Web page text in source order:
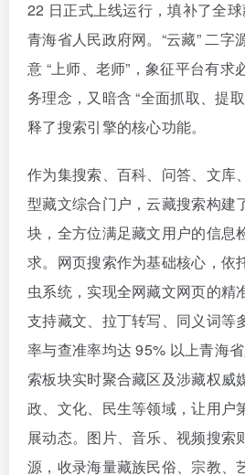
22 日正式上线运行，填补了全
青海省人民政府网。“云藏” 二字
意 “上师、老师”，象征平台有求
务理念，又暗含 “全面抓取、提
释了搜索引擎的核心功能。
作为集搜索、百科、问答、文库
型藏文综合门户，云藏搜索构建
块，全方位满足藏文用户的信息
求。网页搜索作为基础核心，依
虫系统，实现全网藏文网页的精
支持藏文、拉丁转写、同义词等
率与查准率均达 95% 以上青海
索板块实时聚合藏区及涉藏权威
政、文化、民生等领域，让用户
展动态。图片、音乐、视频搜索
源，收录海量藏族民俗、宗教、